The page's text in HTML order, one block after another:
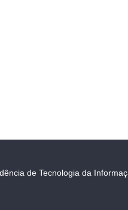
de Tecnologia da